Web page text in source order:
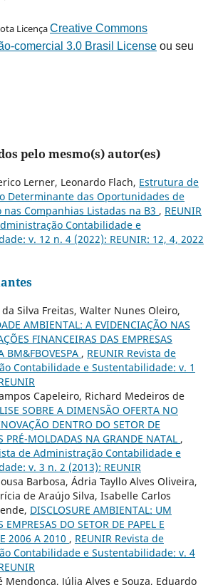
LicençaCreative Commons
comercial 3.0 Brasil Licenseou seu
pelo mesmo(s) autor(es)
Lerner, Leonardo Flach, Estrutura de
Determinante das Oportunidades de
nas Companhias Listadas na B3 , REUNIR
Contabilidade e
v. 12 n. 4 (2022): REUNIR: 12, 4, 2022
da Silva Freitas, Walter Nunes Oleiro,
AMBIENTAL: A EVIDENCIAÇÃO NAS
FINANCEIRAS DAS EMPRESAS
BM&FBOVESPA , REUNIR Revista de
Contabilidade e Sustentabilidade: v. 1
Capeleiro, Richard Medeiros de
SOBRE A DIMENSÃO OFERTA NO
DENTRO DO SETOR DE
PRÉ-MOLDADAS NA GRANDE NATAL ,
de Administração Contabilidade e
v. 3 n. 2 (2013): REUNIR
Barbosa, Ádria Tayllo Alves Oliveira,
de Araújo Silva, Isabelle Carlos
DISCLOSURE AMBIENTAL: UM
EMPRESAS DO SETOR DE PAPEL E
2006 A 2010 , REUNIR Revista de
Contabilidade e Sustentabilidade: v. 4
Mendonça, Júlia Alves e Souza, Eduardo